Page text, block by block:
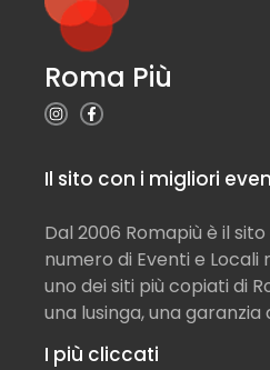
Roma Più
Il sito con i migliori
Dal 2006 Romapiù è il
numero di Eventi e Locali
uno dei siti più copiati di
una lusinga, una garanzia
I più cliccati